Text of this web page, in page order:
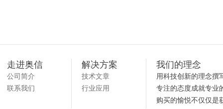
走进奥信
公司简介
联系我们
解决方案
技术文章
行业应用
我们的理念
用科技创新的理念撰
专注的态度成就专业
购买的愉悦不仅仅是